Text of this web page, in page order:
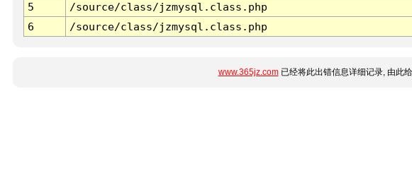
5
/source/class/jzmysql.class.php
6
/source/class/jzmysql.class.php
www.365jz.com已经将此出错信息详细记录, 由此